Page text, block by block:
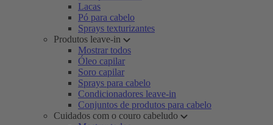
Lacas
Pó para cabelo
Sprays texturizantes
Produtos leave-in
Mostrar todos
Óleo capilar
Soro capilar
Sprays para cabelo
Condicionadores leave-in
Conjuntos de produtos para cabelo
Cuidados com o couro cabeludo